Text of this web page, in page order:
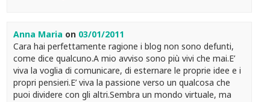
Anna Maria on 03/01/2011
Cara hai perfettamente ragione i blog non sono defunti,
come dice qualcuno.A mio avviso sono più vivi che mai.E’
viva la voglia di comunicare, di esternare le proprie idee e i
propri pensieri.E’ viva la passione verso un qualcosa che
puoi dividere con gli altri.Sembra un mondo virtuale, ma